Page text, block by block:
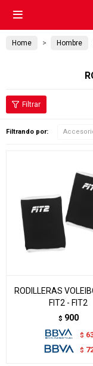

Home Hombre
Filtrando por:
RODILLERAS
FIT2 - FIT2
$ 900
$
$